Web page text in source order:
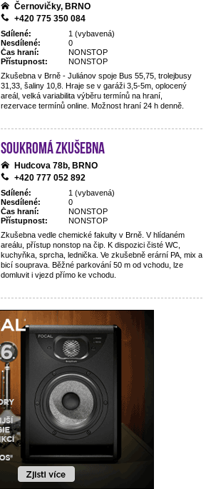
Černovičky, BRNO
+420 775 350 084
Sdílené:
1 (vybavená)
Nesdílené:
0
Čas hraní:
NONSTOP
Přístupnost:
NONSTOP
Zkušebna v Brně - Juliánov spoje Bus 55,75, trolejbusy
31,33, šaliny 10,8. Hraje se v garáži 3,5-5m, oplocený
areál, velká variabilita výběru termínů na hraní,
rezervace termínů online. Možnost hraní 24 h denně.
Soukromá zkušebna
Hudcova 78b, BRNO
+420 777 052 892
Sdílené:
1 (vybavená)
Nesdílené:
0
Čas hraní:
NONSTOP
Přístupnost:
NONSTOP
Zkušebna vedle chemické fakulty v Brně. V hlídaném
areálu, přístup nonstop na čip. K dispozici čisté WC,
kuchyňka, sprcha, lednička. Ve zkušebně erární PA, mix a
bicí souprava. Běžné parkování 50 m od vchodu, lze
domluvit i vjezd přímo ke vchodu.